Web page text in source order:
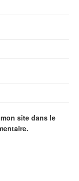
site dans le